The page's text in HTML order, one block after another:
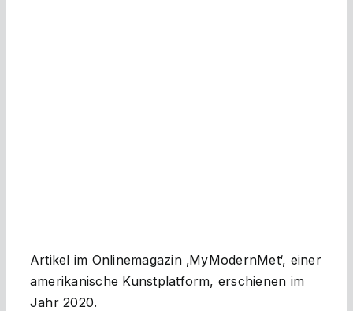
Artikel im Onlinemagazin ‚MyModernMet‘, einer
amerikanische Kunstplatform, erschienen im
Jahr 2020.